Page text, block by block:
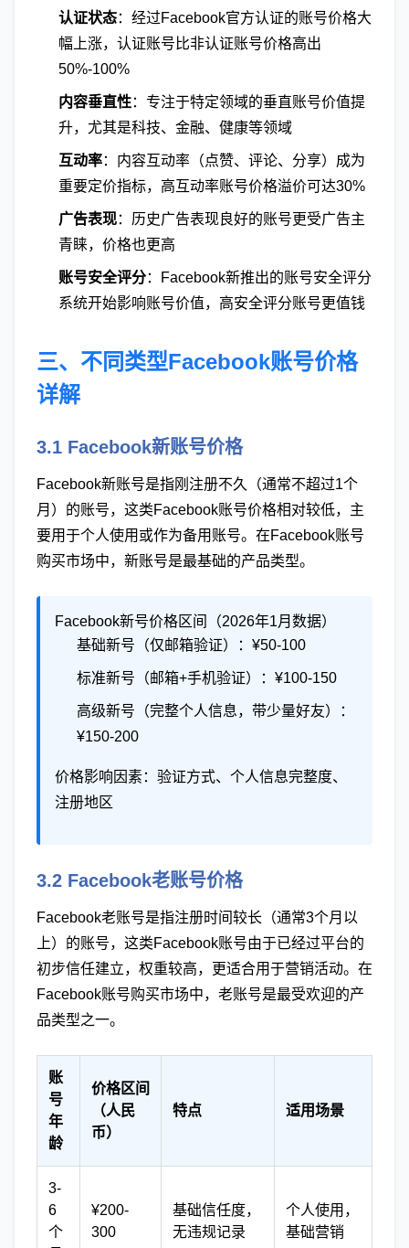
认证状态：经过Facebook官方认证的账号价格大
幅上涨，认证账号比非认证账号价格高出
50%-100%
内容垂直性：专注于特定领域的垂直账号价值提
升，尤其是科技、金融、健康等领域
互动率：内容互动率（点赞、评论、分享）成为
重要定价指标，高互动率账号价格溢价可达30%
广告表现：历史广告表现良好的账号更受广告主
青睐，价格也更高
账号安全评分：Facebook新推出的账号安全评分
系统开始影响账号价值，高安全评分账号更值钱
三、不同类型Facebook账号价格
详解
3.1 Facebook新账号价格
Facebook新账号是指刚注册不久（通常不超过1个
月）的账号，这类Facebook账号价格相对较低，主
要用于个人使用或作为备用账号。在Facebook账号
购买市场中，新账号是最基础的产品类型。
Facebook新号价格区间（2026年1月数据）
基础新号（仅邮箱验证）：¥50-100
标准新号（邮箱+手机验证）：¥100-150
高级新号（完整个人信息，带少量好友）：
¥150-200
价格影响因素：验证方式、个人信息完整度、
注册地区
3.2 Facebook老账号价格
Facebook老账号是指注册时间较长（通常3个月以
上）的账号，这类Facebook账号由于已经过平台的
初步信任建立，权重较高，更适合用于营销活动。在
Facebook账号购买市场中，老账号是最受欢迎的产
品类型之一。
账
号
年
龄
价格区间
（人民
币）
特点 适用场景
3-
6
个
¥200-
300
基础信任度，
无违规记录
个人使用，
基础营销